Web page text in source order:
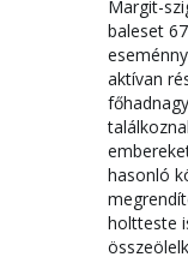
Margit-
baleset
aktívan
hasonló
holtteste